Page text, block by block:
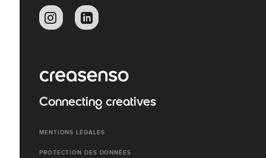
Connecting creatives
MENTIONS LÉGALES
PROTECTION DES DONNÉES